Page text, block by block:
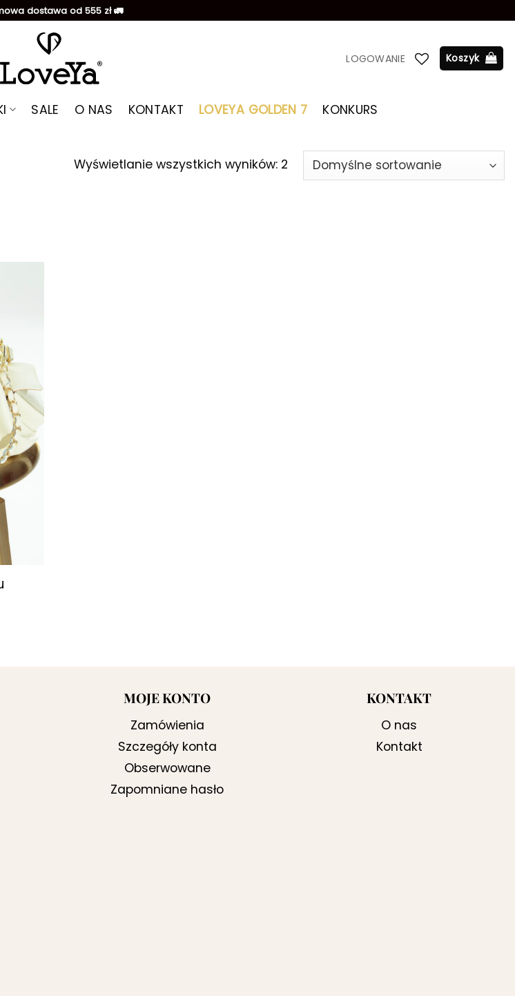
dostawa od 555 zł 🚛
LOGOWANIE Koszyk
SALE O NAS KONTAKT LOVEYA GOLDEN 7 KONKURS
Wyświetlanie wszystkich wyników: 2
MOJE KONTO
Zamówienia
Szczegóły konta
Obserwowane
Zapomniane hasło
KONTAKT
O nas
Kontakt